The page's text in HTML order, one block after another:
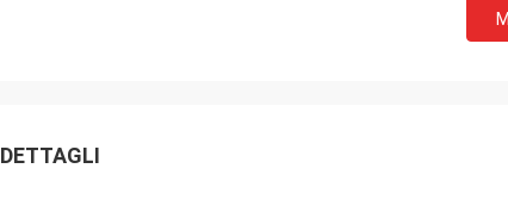
DETTAGLI